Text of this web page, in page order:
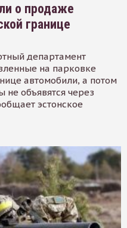
о продаже
границе
департамент
на парковке
автомобили, а потом
не объявятся через
эстонское